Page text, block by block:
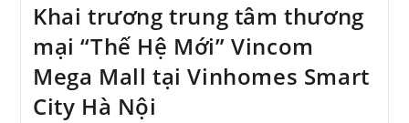
Khai trương trung tâm thương
mại “Thế Hệ Mới” Vincom
Mega Mall tại Vinhomes Smart
City Hà Nội